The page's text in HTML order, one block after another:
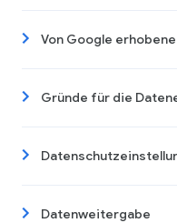
Von Google
Gründe für die
Datenweitergabe